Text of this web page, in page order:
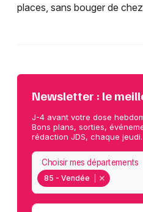
places, sans bouger de
Newsletter : le
J-4 avant votre dose
Bons plans, sorties,
rédaction JDS, chaque jeudi.
85 - Vendée
Choisir mes départements